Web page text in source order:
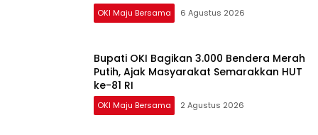
OKI Maju Bersama 6 Agustus 2026
Bupati OKI Bagikan 3.000 Bendera Merah
Putih, Ajak Masyarakat Semarakkan HUT
ke-81 RI
OKI Maju Bersama 2 Agustus 2026